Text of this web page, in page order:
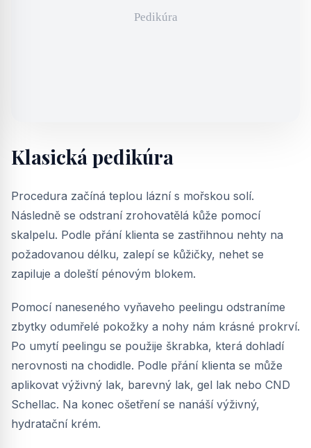
Klasická pedikúra
Procedura začíná teplou lázní s mořskou solí.
Následně se odstraní zrohovatělá kůže pomocí
skalpelu. Podle přání klienta se zastřihnou nehty na
požadovanou délku, zalepí se kůžičky, nehet se
zapiluje a doleští pénovým blokem.
Pomocí naneseného vyňaveho peelingu odstraníme
zbytky odumřelé pokožky a nohy nám krásné prokrví.
Po umytí peelingu se použije škrabka, která dohladí
nerovnosti na chodidle. Podle přání klienta se může
aplikovat výživný lak, barevný lak, gel lak nebo CND
Schellac. Na konec ošetření se nanáší výživný,
hydratační krém.